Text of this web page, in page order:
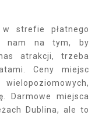
strefie płatnego
nam na tym, by
atrakcji, trzeba
Ceny miejsc
Darmowe miejsca
Dublina, ale to